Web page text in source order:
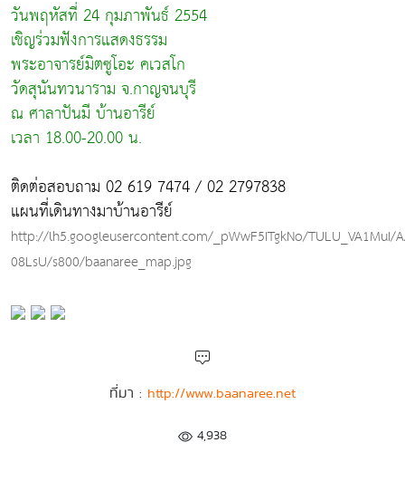
วันพฤหัสที่ 24 กุมภาพันธ์ 2554
เชิญร่วมฟังการแสดงธรรม
พระอาจารย์มิตซูโอะ คเวสโก
วัดสุนันทวนาราม จ.กาญจนบุรี
ณ ศาลาปันมี บ้านอารีย์
เวลา 18.00-20.00 น.
ติดต่อสอบถาม 02 619 7474 / 02 2797838
แผนที่เดินทางมาบ้านอารีย์
http://lh5.googleusercontent.com/_pWwF5ITgkNo/TULU_VA1MuI/
08LsU/s800/baanaree_map.jpg
ที่มา : http://www.baanaree.net
4,938